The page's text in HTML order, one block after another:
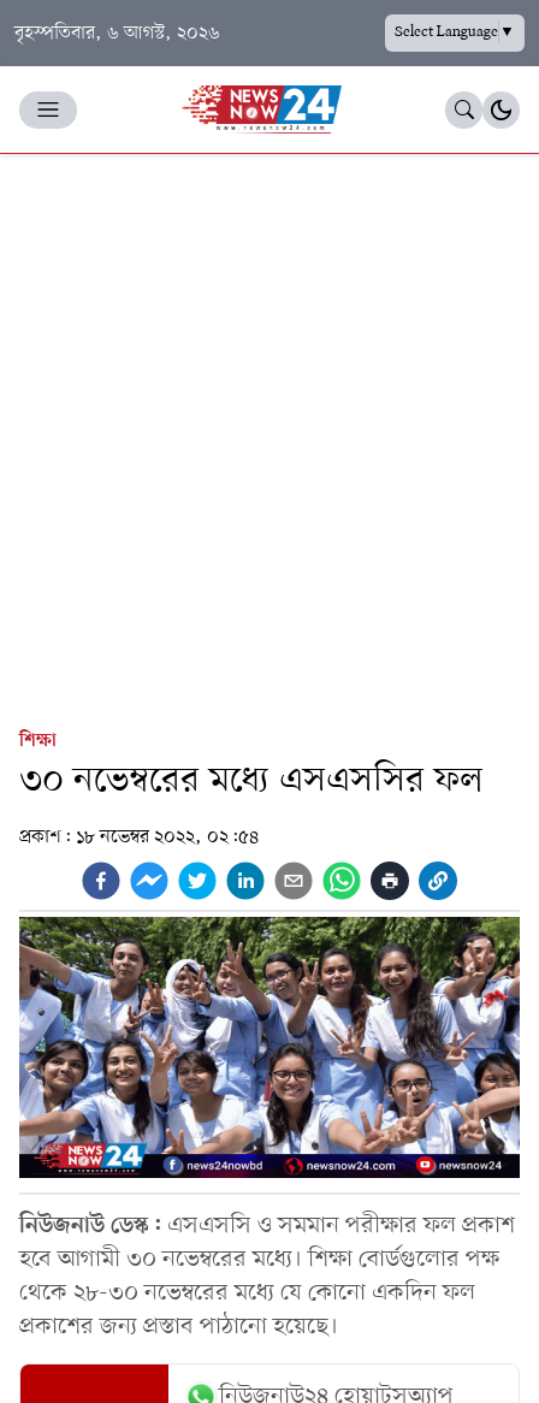
বৃহস্পতিবার, ৬ আগস্ট, ২০২৬ Select Language▼
শিক্ষা
৩০ নভেম্বরের মধ্যে এসএসসির ফল
প্রকাশ: ১৮ নভেম্বর ২০২২, ০২:৫৪
নিউজনাউ ডেস্ক: এসএসসি ও সমমান পরীক্ষার ফল প্রকাশ
হবে আগামী ৩০ নভেম্বরের মধ্যে। শিক্ষা বোর্ডগুলোর পক্ষ
থেকে ২৮-৩০ নভেম্বরের মধ্যে যে কোনো একদিন ফল
প্রকাশের জন্য প্রস্তাব পাঠানো হয়েছে।
নিউজনাউ২৪ হোয়াটসঅ্যাপ